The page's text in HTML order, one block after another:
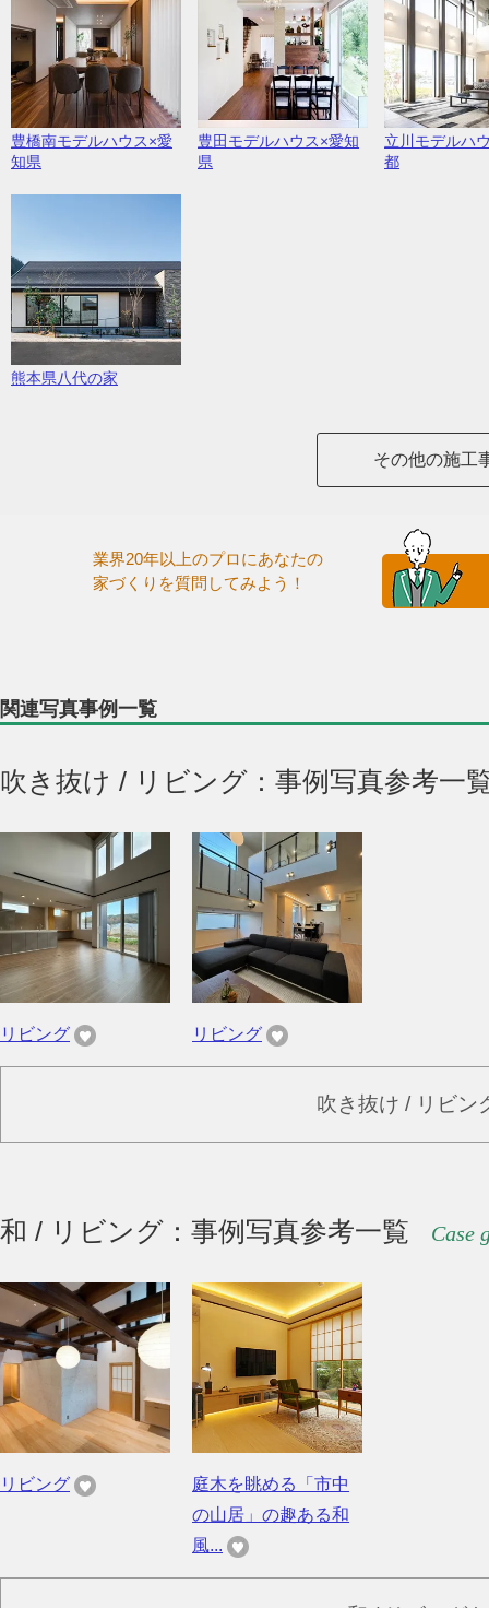
豊橋南モデルハウス×愛
知県
豊田モデルハウス×愛知
県
立川モデルハ
都
熊本県八代の家
その他の施工
業界20年以上のプロにあなたの
家づくりを質問してみよう！
関連写真事例一覧
吹き抜け / リビング：事例写真参考一
リビング リビング
吹き抜け / リビン
和 / リビング：事例写真参考一覧 Case
リビング
庭木を眺める「市中
の山居」の趣ある和
風...